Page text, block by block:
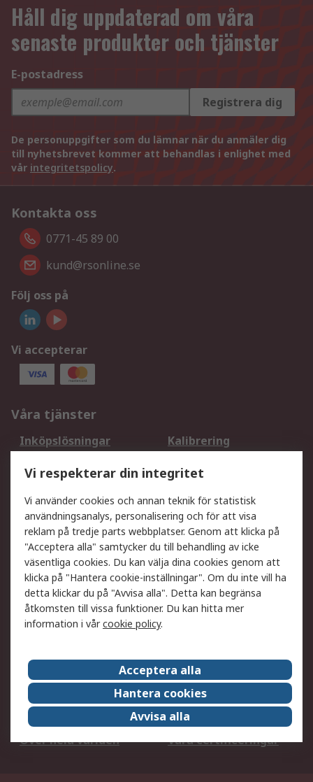
Håll dig uppdaterad om våra
senaste produkter och tjänster
E-postadress
Registrera dig
De personuppgifter som du lämnar när du anmäler dig
till nyhetsbrevet kommer att behandlas i enlighet med
vår integritetspolicy.
Kontakta oss
0771-45 89 00
kund@rsonline.se
Följ oss på
Vi accepterar
Våra tjänster
Inköpslösningar
Kalibrering
DesignSpark
Teknisk Support
Ditt lokala säljteam
Exportlösningar
Support
Få hjälp
Retur av varor
Leverans
Spåra din order
Begär en fakturakopi
Fördelar med RS-konto
Betalningsalternativ
Om RS
Försäljningsvillkor
Det juridiska
Press Centre
Jobba hos RS
ESG
Över hela världen
Våra certificeringar
Vi respekterar din integritet
Vi använder cookies och annan teknik för statistisk
användningsanalys, personalisering och för att visa
reklam på tredje parts webbplatser. Genom att klicka på
"Acceptera alla" samtycker du till behandling av icke
väsentliga cookies. Du kan välja dina cookies genom att
klicka på "Hantera cookie-inställningar". Om du inte vill ha
detta klickar du på "Avvisa alla". Detta kan begränsa
åtkomsten till vissa funktioner. Du kan hitta mer
information i vårcookie policy.
Acceptera alla
Hantera cookies
Avvisa alla